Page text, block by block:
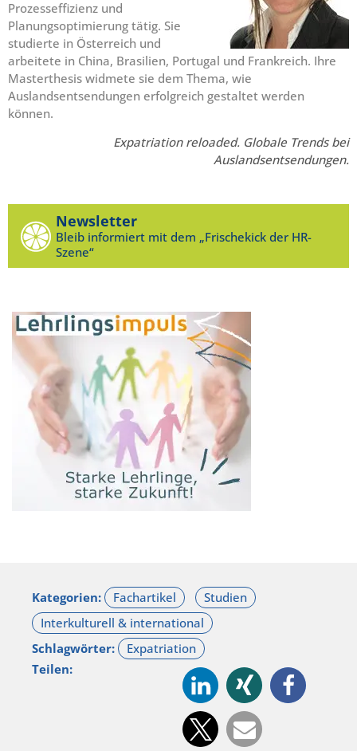
Prozesseffizienz und
Planungsoptimierung tätig. Sie
studierte in Österreich und
arbeitete in China, Brasilien, Portugal und Frankreich. Ihre
Masterthesis widmete sie dem Thema, wie
Auslandsentsendungen erfolgreich gestaltet werden
können.
Expatriation reloaded. Globale Trends bei
Auslandsentsendungen.
Newsletter
Bleib informiert mit dem „Frischekick der HR-
Szene“
Kategorien:
Schlagwörter:
Teilen: